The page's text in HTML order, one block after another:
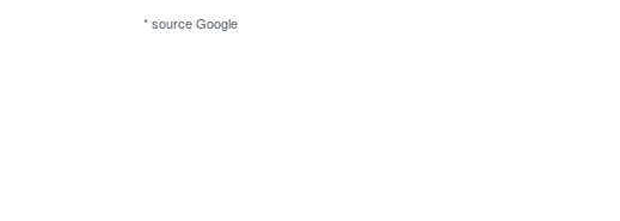
* source Google